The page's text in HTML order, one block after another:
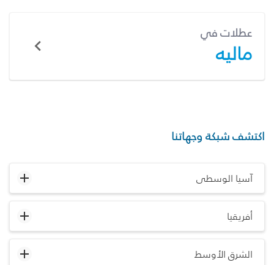
عطلات في
ماليه
اكتشف شبكة وجهاتنا
آسيا الوسطى
أفريقيا
الشرق الأوسط